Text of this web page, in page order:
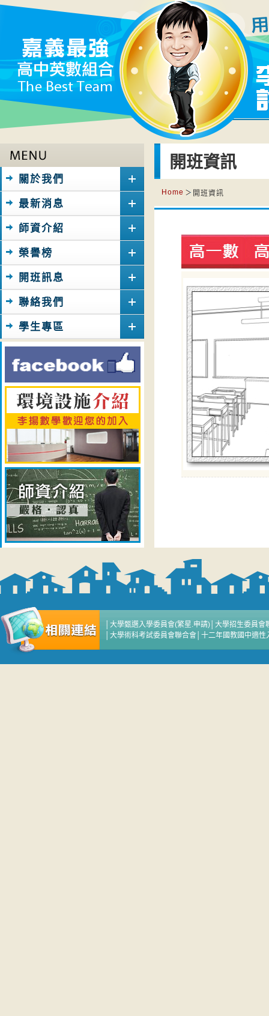
關於我們
最新消息
師資介紹
榮譽榜
開班訊息
聯絡我們
學生專區
開班資訊
Home 開班資訊
大學甄選入學委員會(繁星.申請) 大學招生委員會
大學術科考試委員會聯合會 十二年國教國中適性